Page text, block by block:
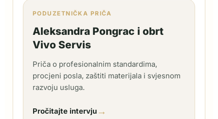
PODUZETNIČKA PRIČA
Aleksandra Pongrac i obrt
Vivo Servis
Priča o profesionalnim standardima,
procjeni posla, zaštiti materijala i svjesnom
razvoju usluga.
Pročitajte intervju →